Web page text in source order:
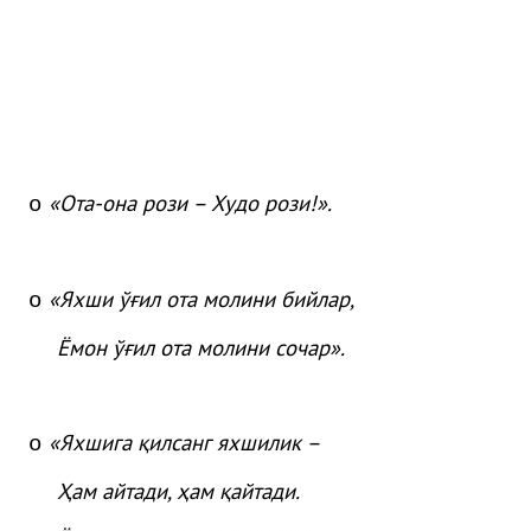
o «Ота-она рози– Худо рози!».
o «Яхши ўғил ота молини бийлар,
Ёмон ўғил ота молини сочар».
o «Яхшига қилсанг яхшилик –
Ҳам айтади, ҳам қайтади.